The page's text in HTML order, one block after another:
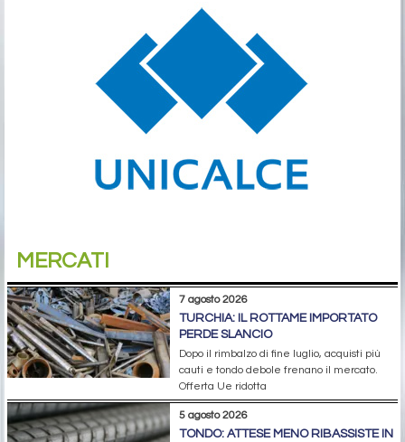
MERCATI
7 agosto 2026
TURCHIA: IL ROTTAME IMPORTATO
PERDE SLANCIO
Dopo il rimbalzo di fine luglio, acquisti più
cauti e tondo debole frenano il mercato.
Offerta Ue ridotta
5 agosto 2026
TONDO: ATTESE MENO RIBASSISTE IN